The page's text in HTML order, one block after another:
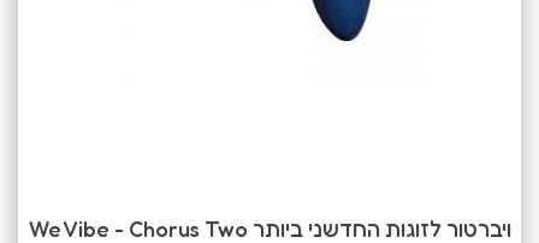
ויברטור לזוגות החדשני ביותר We Vibe - Chorus Two